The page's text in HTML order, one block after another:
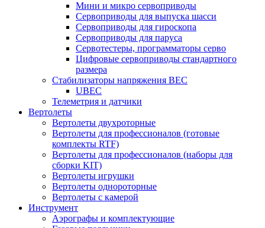
Мини и микро сервоприводы
Сервоприводы для выпуска шасси
Сервоприводы для гироскопа
Сервоприводы для паруса
Сервотестеры, программаторы серво
Цифровые сервоприводы стандартного
размера
Стабилизаторы напряжения BEC
UBEC
Телеметрия и датчики
Вертолеты
Вертолеты двухроторные
Вертолеты для профессионалов (готовые
комплекты RTF)
Вертолеты для профессионалов (наборы для
сборки KIT)
Вертолеты игрушки
Вертолеты однороторные
Вертолеты с камерой
Инструмент
Аэрографы и комплектующие